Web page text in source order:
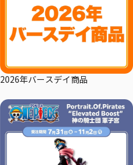
2026年バースデイ商品